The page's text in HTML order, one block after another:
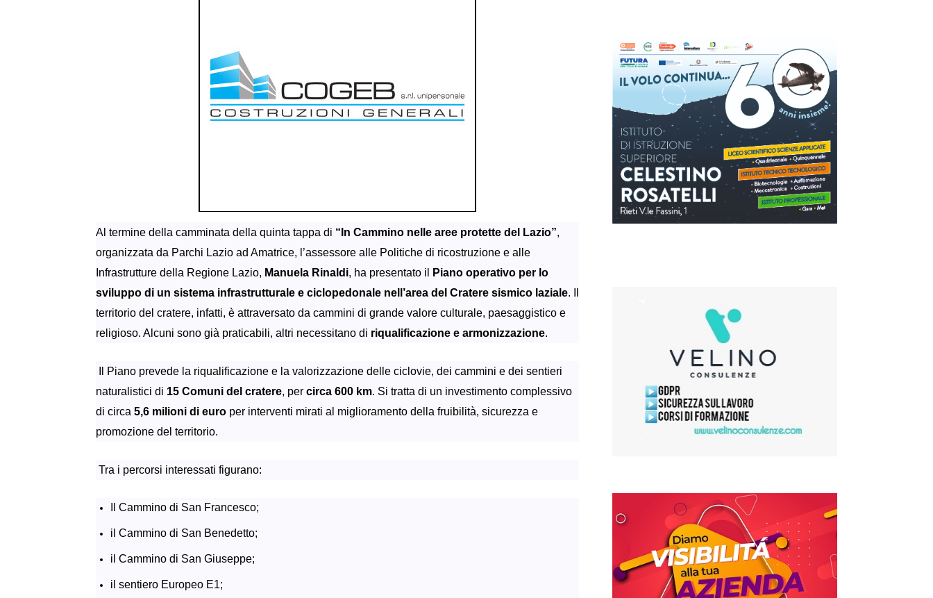
Al termine della camminata della quinta tappa di “In Cammino nelle aree protette del Lazio”,
organizzata da Parchi Lazio ad Amatrice, l’assessore alle Politiche di ricostruzione e alle
Infrastrutture della Regione Lazio, Manuela Rinaldi, ha presentato il
Piano operativo per lo
sviluppo di un sistema infrastrutturale e ciclopedonale nell’area del Cratere sismico laziale.
territorio del cratere, infatti, è attraversato da cammini di grande valore culturale, paesaggistico e
religioso. Alcuni sono già praticabili, altri necessitano di riqualificazione e armonizzazione.
Il Piano prevede la riqualificazione e la valorizzazione delle ciclovie, dei cammini e dei sentieri
naturalistici di 15 Comuni del cratere, per circa 600 km. Si tratta di un investimento complessivo
di circa 5,6 milioni di euro per interventi mirati al miglioramento della fruibilità, sicurezza e
promozione del territorio.
Tra i percorsi interessati figurano:
Il Cammino di San Francesco;
il Cammino di San Benedetto;
il Cammino di San Giuseppe;
il sentiero Europeo E1;